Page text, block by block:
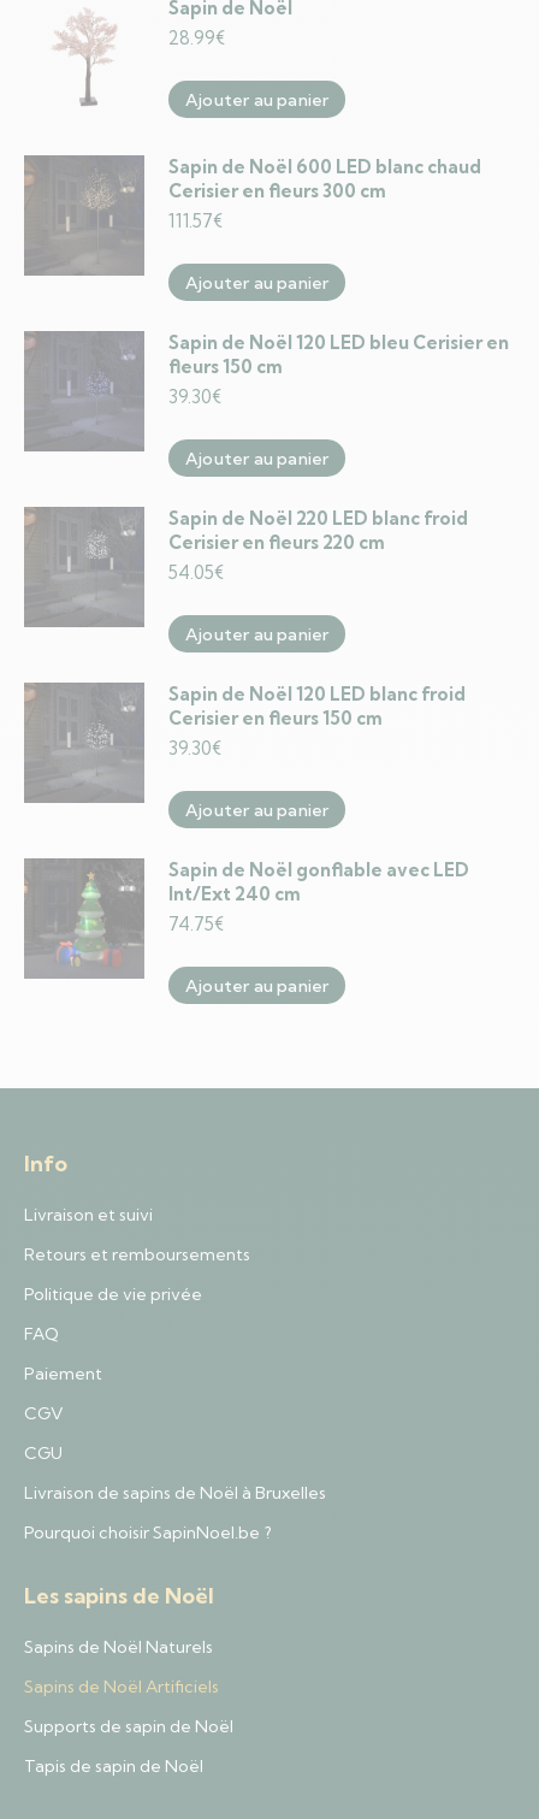
Sapin de Noël
28.99€
Ajouter au panier
Sapin de Noël 600 LED blanc chaud
Cerisier en fleurs 300 cm
111.57€
Ajouter au panier
Sapin de Noël 120 LED bleu Cerisier en
fleurs 150 cm
39.30€
Ajouter au panier
Sapin de Noël 220 LED blanc froid
Cerisier en fleurs 220 cm
54.05€
Ajouter au panier
Sapin de Noël 120 LED blanc froid
Cerisier en fleurs 150 cm
39.30€
Ajouter au panier
Sapin de Noël gonflable avec LED
Int/Ext 240 cm
74.75€
Ajouter au panier
Info
Livraison et suivi
Retours et remboursements
Politique de vie privée
FAQ
Paiement
CGV
CGU
Livraison de sapins de Noël à Bruxelles
Pourquoi choisir SapinNoel.be ?
Les sapins de Noël
Sapins de Noël Naturels
Sapins de Noël Artificiels
Supports de sapin de Noël
Tapis de sapin de Noël